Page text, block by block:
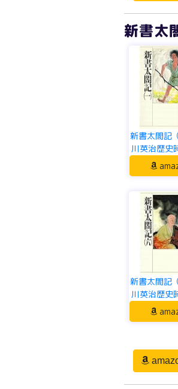
新書太
新書太閤記
川英治歴史
新書太閤記
川英治歴史